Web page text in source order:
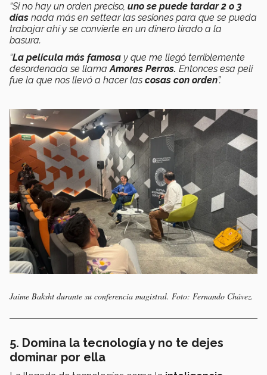
“Si no hay un orden preciso, uno se puede tardar 2 o 3
días nada más en settear las sesiones para que se pueda
trabajar ahí y se convierte en un dinero tirado a la
basura.
“La película más famosa y que me llegó terriblemente
desordenada se llamaAmores Perros. Entonces esa peli
fue la que nos llevó a hacer las cosas con orden”.
Jaime Baksht durante su conferencia magistral. Foto: Fernando Chávez.
5. Domina la tecnología y no te dejes
dominar por ella